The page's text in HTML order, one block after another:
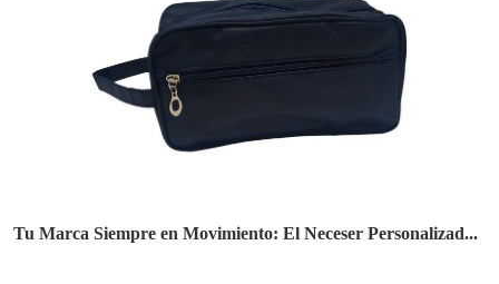
Tu Marca Siempre en Movimiento: El Neceser Personalizad...